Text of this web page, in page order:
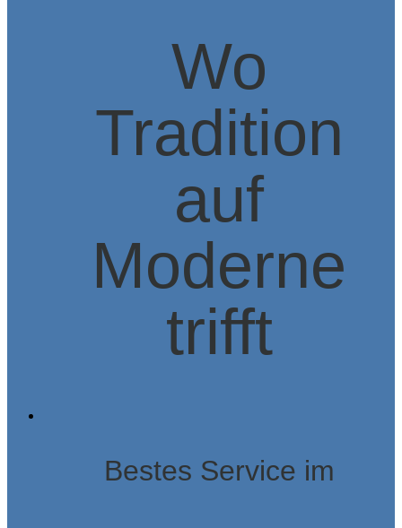
Wo
Tradition
auf
Moderne
trifft
Bestes Service im